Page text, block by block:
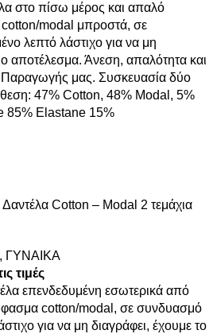
στο πίσω μέρος και απαλό
cotton/modal μπροστά, σε
λεπτό λάστιχο για να μη
αποτέλεσμα. Άνεση, απαλότητα και
Παραγωγής μας. Συσκευασία δύο
47% Cotton, 48% Modal, 5%
85% Elastane 15%
Cotton – Modal 2 τεμάχια
, ΓΥΝΑΙΚΑ
τιμές
επενδεδυμένη εσωτερικά από
cotton/modal, σε συνδυασμό
για να μη διαγράφει, έχουμε το